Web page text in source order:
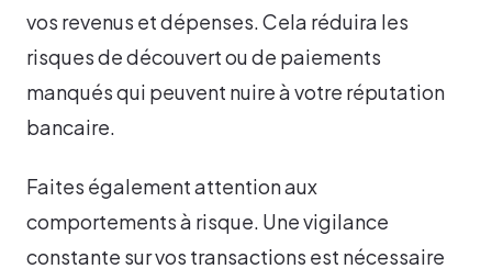
vos revenus et dépenses. Cela réduira les
risques de découvert ou de paiements
manqués qui peuvent nuire à votre réputation
bancaire.
Faites également attention aux
comportements à risque. Une vigilance
constante sur vos transactions est nécessaire